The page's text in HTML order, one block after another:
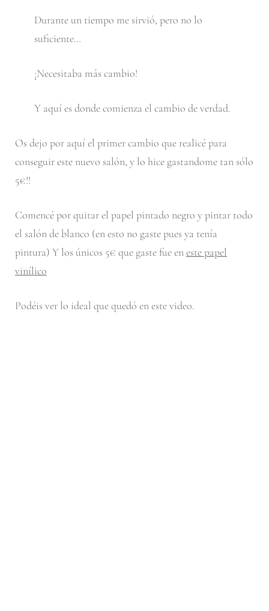
Durante un tiempo me sirvió, pero no lo
suficiente…
¡Necesitaba más cambio!
Y aquí es donde comienza el cambio de verdad.
Os dejo por aquí el primer cambio que realicé para
conseguir este nuevo salón, y lo hice gastandome tan sólo
5€!!
Comencé por quitar el papel pintado negro y pintar todo
el salón de blanco (en esto no gaste pues ya tenía
pintura) Y los únicos 5€ que gaste fue eneste papel
vinílico
Podéis ver lo ideal que quedó en este video.